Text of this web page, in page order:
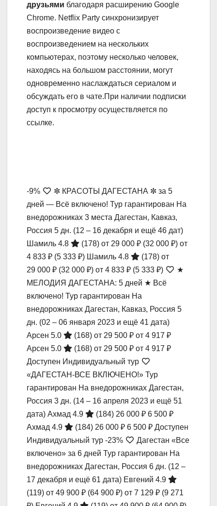
друзьями благодаря расширению Google
Chrome. Netflix Party синхронизирует
воспроизведение видео с
воспроизведением на нескольких
компьютерах, поэтому несколько человек,
находясь на большом расстоянии, могут
одновременно наслаждаться сериалом и
обсуждать его в чате.При наличии подписки
доступ к просмотру осуществляется по
ссылке.
-9%
✼ КРАСОТЫ ДАГЕСТАНА ✼ за 5
дней — Всё включено! Тур гарантирован На
внедорожниках 3 места Дагестан, Кавказ,
Россия 5 дн. (12 – 16 декабря и ещё 46 дат)
Шамиль 4.8
(178) от 29 000 ₽ (32 000 ₽) от
4 833 ₽ (5 333 ₽) Шамиль 4.8 (178) от
29 000 ₽ (32 000 ₽) от 4 833 ₽ (5 333 ₽)
★
МЕЛОДИЯ ДАГЕСТАНА: 5 дней ★ Всё
включено! Тур гарантирован На
внедорожниках Дагестан, Кавказ, Россия 5
дн. (02 – 06 января 2023 и ещё 41 дата)
Арсен 5.0
(168) от 29 500 ₽ от 4 917 ₽
Арсен 5.0
(168) от 29 500 ₽ от 4 917 ₽
Доступен Индивидуальный тур
«ДАГЕСТАН-ВСЕ ВКЛЮЧЕНО!» Тур
гарантирован На внедорожниках Дагестан,
Россия 3 дн. (14 – 16 апреля 2023 и ещё 51
дата) Ахмад 4.9 (184) 26 000 ₽ 6 500 ₽
Ахмад 4.9
(184) 26 000 ₽ 6 500 ₽ Доступен
Индивидуальный тур -23%
Дагестан «Все
включено» за 6 дней Тур гарантирован На
внедорожниках Дагестан, Россия 6 дн. (12 –
17 декабря и ещё 61 дата) Евгений 4.9
(119) от 49 900 ₽ (64 900 ₽) от 7 129 ₽ (9 271